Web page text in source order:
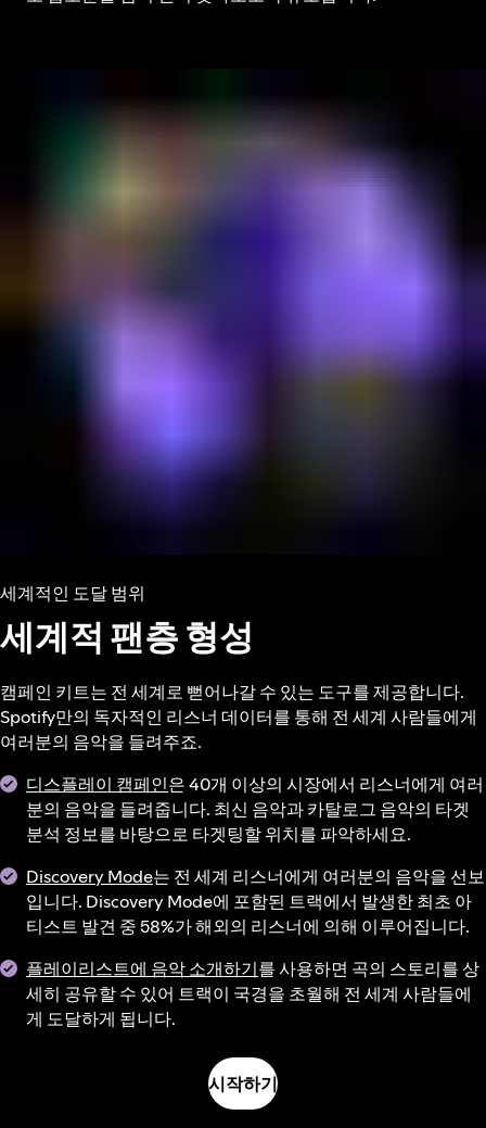
세계적인 도달 범위
세계적 팬층 형성
캠페인 키트는 전 세계로 뻗어나갈 수 있는 도구를 제공합니다.
Spotify만의 독자적인 리스너 데이터를 통해 전 세계 사람들에게
여러분의 음악을 들려주죠.
디스플레이 캠페인은 40개 이상의 시장에서 리스너에게 여러
분의 음악을 들려줍니다. 최신 음악과 카탈로그 음악의 타겟
분석 정보를 바탕으로 타겟팅할 위치를 파악하세요.
Discovery Mode는 전 세계 리스너에게 여러분의 음악을 선보
입니다. Discovery Mode에 포함된 트랙에서 발생한 최초 아
티스트 발견 중 58%가 해외의 리스너에 의해 이루어집니다.
플레이리스트에 음악 소개하기를 사용하면 곡의 스토리를 상
세히 공유할 수 있어 트랙이 국경을 초월해 전 세계 사람들에
게 도달하게 됩니다.
시작하기